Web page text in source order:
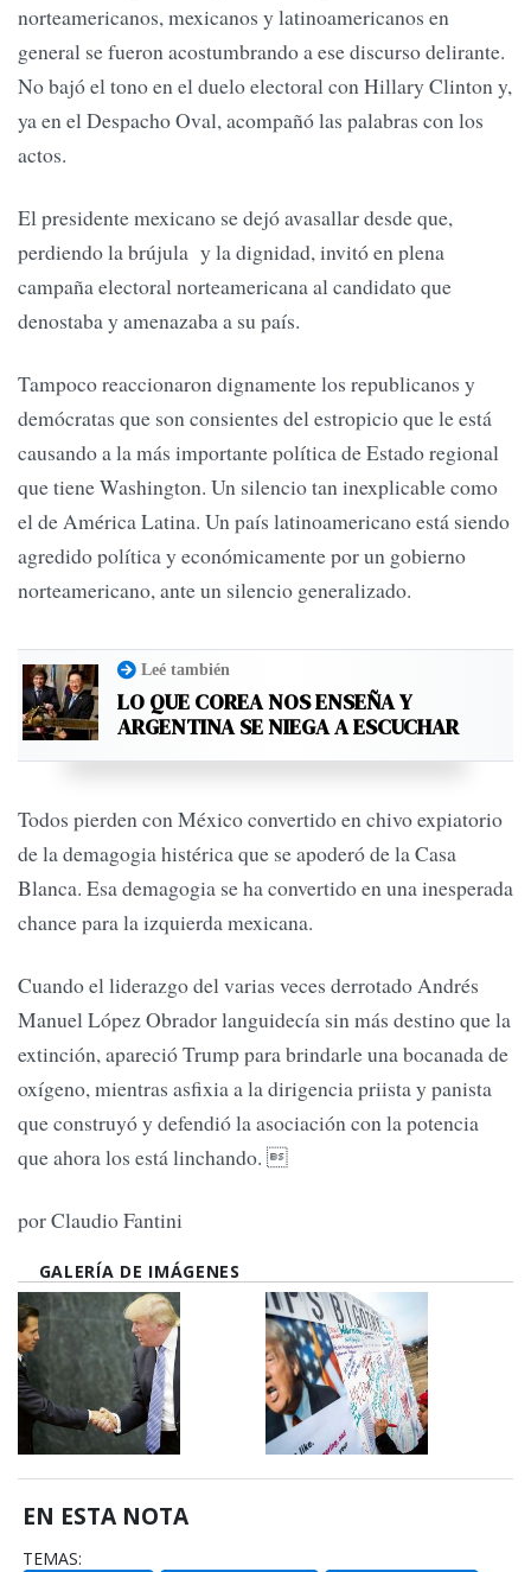
norteamericanos, mexicanos y latinoamericanos en
general se fueron acostumbrando a ese discurso delirante.
No bajó el tono en el duelo electoral con Hillary Clinton y,
ya en el Despacho Oval, acompañó las palabras con los
actos.
El presidente mexicano se dejó avasallar desde que,
perdiendo la brújula y la dignidad, invitó en plena
campaña electoral norteamericana al candidato que
denostaba y amenazaba a su país.
Tampoco reaccionaron dignamente los republicanos y
demócratas que son consientes del estropicio que le está
causando a la más importante política de Estado regional
que tiene Washington. Un silencio tan inexplicable como
el de América Latina. Un país latinoamericano está siendo
agredido política y económicamente por un gobierno
norteamericano, ante un silencio generalizado.
Leé también
LO QUE COREA NOS ENSEÑA Y
ARGENTINA SE NIEGA A ESCUCHAR
Todos pierden con México convertido en chivo expiatorio
de la demagogia histérica que se apoderó de la Casa
Blanca. Esa demagogia se ha convertido en una inesperada
chance para la izquierda mexicana.
Cuando el liderazgo del varias veces derrotado Andrés
Manuel López Obrador languidecía sin más destino que la
extinción, apareció Trump para brindarle una bocanada de
oxígeno, mientras asfixia a la dirigencia priista y panista
que construyó y defendió la asociación con la potencia
que ahora los está linchando. 
por Claudio Fantini
GALERÍA DE IMÁGENES
EN ESTA NOTA
TEMAS: